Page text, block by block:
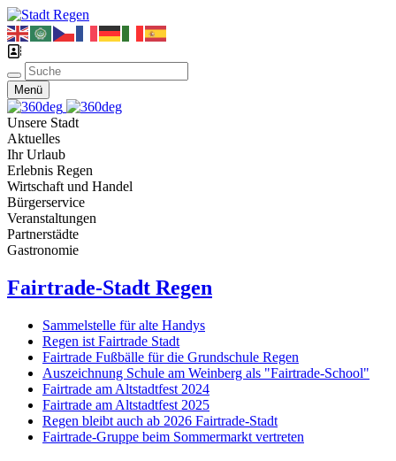
Menü
Unsere Stadt
Aktuelles
Ihr Urlaub
Erlebnis Regen
Wirtschaft und Handel
Bürgerservice
Veranstaltungen
Partnerstädte
Gastronomie
Fairtrade-Stadt Regen
Sammelstelle für alte Handys
Regen ist Fairtrade Stadt
Fairtrade Fußbälle für die Grundschule Regen
Auszeichnung Schule am Weinberg als "Fairtrade-School"
Fairtrade am Altstadtfest 2024
Fairtrade am Altstadtfest 2025
Regen bleibt auch ab 2026 Fairtrade-Stadt
Fairtrade-Gruppe beim Sommermarkt vertreten